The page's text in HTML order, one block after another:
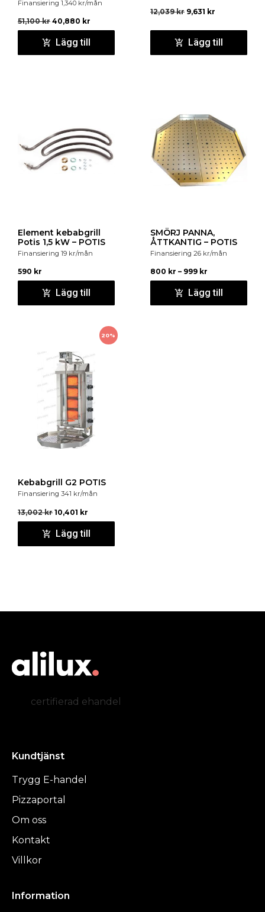
Finansiering 1,340 kr/mån
51,100kr 40,880 kr
Lägg till
12,039kr 9,631 kr
Lägg till
Element kebabgrill
Potis 1,5 kW – POTIS
Finansiering 19 kr/mån
590 kr
Lägg till
SMÖRJ PANNA,
ÅTTKANTIG – POTIS
Finansiering 26 kr/mån
800 kr – 999 kr
Lägg till
20%
Kebabgrill G2 POTIS
Finansiering 341 kr/mån
13,002kr 10,401 kr
Lägg till
certifierad ehandel
Kundtjänst
Trygg E-handel
Pizzaportal
Om oss
Kontakt
Villkor
Information